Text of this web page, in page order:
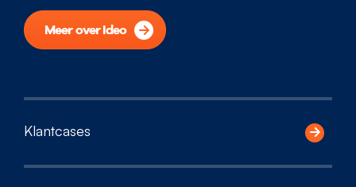
Meer over Ideo
Klantcases